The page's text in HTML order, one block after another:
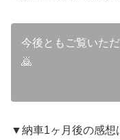
今後ともご覧いた
🙇
▼納車1ヶ月後の感想